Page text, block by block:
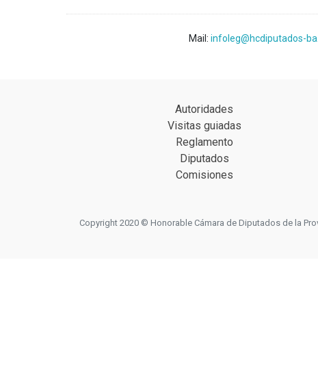
Mail: infoleg@hcdiputados-
Autoridades
Visitas guiadas
Reglamento
Diputados
Comisiones
Copyright 2020 © Honorable Cámara de Diputados de la